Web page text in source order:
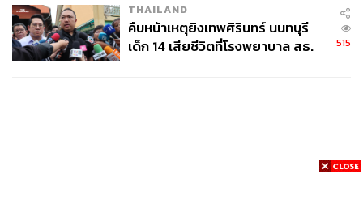
THAILAND
คืบหน้าเหตุยิงเทพศิรินทร์ นนทบุรี
เด็ก 14 เสียชีวิตที่โรงพยาบาล สธ.
515